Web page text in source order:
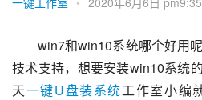
win7和win10系统哪个好用
技术支持，想要安装win10系统
天一键U盘装系统工作室小编